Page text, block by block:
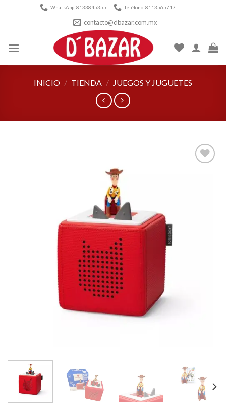
WhatsApp: 8133845355 Teléfono: 8113565717
contacto@dbazar.com.mx
INICIO / TIENDA / JUEGOS Y JUGUETES